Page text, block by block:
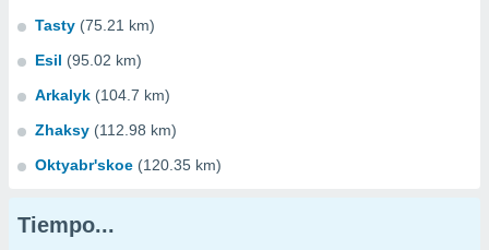
Tasty (75.21 km)
Esil (95.02 km)
Arkalyk (104.7 km)
Zhaksy (112.98 km)
Oktyabr'skoe (120.35 km)
Tiempo...